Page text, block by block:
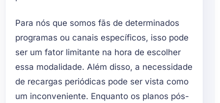
Para nós que somos fãs de determinados
programas ou canais específicos, isso pode
ser um fator limitante na hora de escolher
essa modalidade. Além disso, a necessidade
de recargas periódicas pode ser vista como
um inconveniente. Enquanto os planos pós-